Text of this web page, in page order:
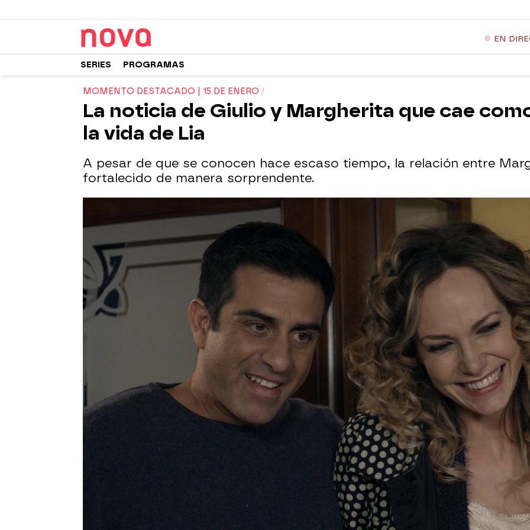
EN
SERIES PROGRAMAS
MOMENTO DESTACADO | 15 DE ENERO
La noticia de Giulio y Margherita que cae
la vida de Lia
A pesar de que se conocen hace escaso tiempo, la relación entre
fortalecido de manera sorprendente.
Nova
Publicado: 15 de enero de 2023, 20:04
Whatsapp
Facebook
X
Cuando la hija de Nino falleció donaron sus órganos para que
alguien pudiera vivir con ellos. Ahora han encontrado a
Alexandra que es la persona que ha recibido ese corazón y
todos están en casa de Nino charlando y celebrándolo.
Giulio y ella tienen una